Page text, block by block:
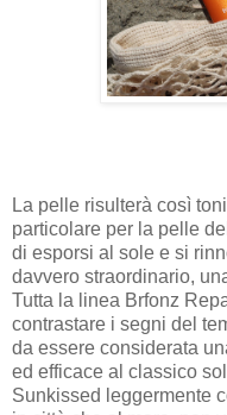
La pelle risulterà così
particolare per la pelle
di esporsi al sole e si
davvero straordinario,
Tutta la linea Brfonz
contrastare i segni del
da essere considerata
ed efficace al classico
Sunkissed leggermente